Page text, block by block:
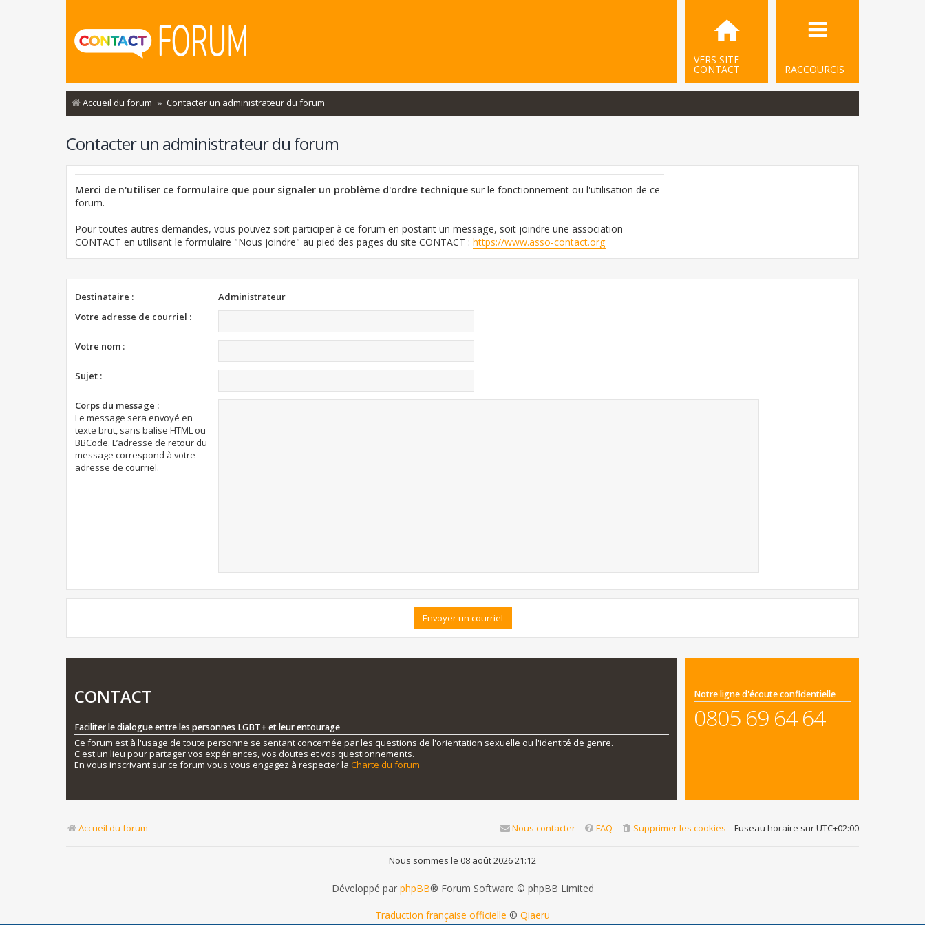
RACCOURCIS
VERS SITE
CONTACT
Accueil du forum Contacter un administrateur du forum
Contacter un administrateur du forum
Merci de n'utiliser ce formulaire que pour signaler un problème d'ordre technique sur le fonctionnement ou l'utilisation de ce
forum.
Pour toutes autres demandes, vous pouvez soit participer à ce forum en postant un message, soit joindre une association
CONTACT en utilisant le formulaire "Nous joindre" au pied des pages du site CONTACT : https://www.asso-contact.org
Destinataire :
Administrateur
Votre adresse de courriel :
Votre nom :
Sujet :
Corps du message :
Le message sera envoyé en
texte brut, sans balise HTML ou
BBCode. L’adresse de retour du
message correspond à votre
adresse de courriel.
CONTACT
Faciliter le dialogue entre les personnes LGBT+ et leur entourage
Ce forum est à l'usage de toute personne se sentant concernée par les questions de l'orientation sexuelle ou l'identité de genre.
C'est un lieu pour partager vos expériences, vos doutes et vos questionnements.
En vous inscrivant sur ce forum vous vous engagez à respecter la Charte du forum
Notre ligne d'écoute confidentielle
0805 69 64 64
Accueil du forum Fuseau horaire surUTC+02:00
Supprimer les cookies
FAQ
Nous contacter
Nous sommes le 08 août 2026 21:12
Développé par phpBB® Forum Software © phpBB Limited
Traduction française officielle © Qiaeru